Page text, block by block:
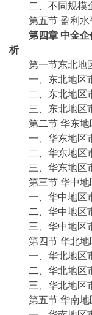
二、不同规模
第五节 盈利水
第四章 中金
析
第一节东北地
一、东北地区
二、东北地区
三、东北地区
第二节 华东地
一、华东地区
二、华东地区
三、华东地区
第三节 华中地
一、华中地区
二、华中地区
三、华中地区
第四节 华北地
一、华北地区
二、华北地区
三、华北地区
第五节 华南地